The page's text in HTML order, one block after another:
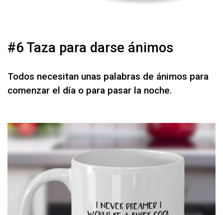
#6 Taza para darse ánimos
Todos necesitan unas palabras de ánimos para
comenzar el día o para pasar la noche.